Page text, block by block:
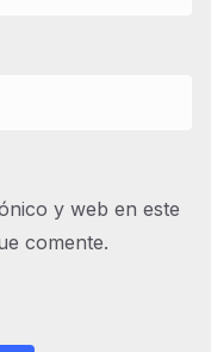
y web en este
comente.